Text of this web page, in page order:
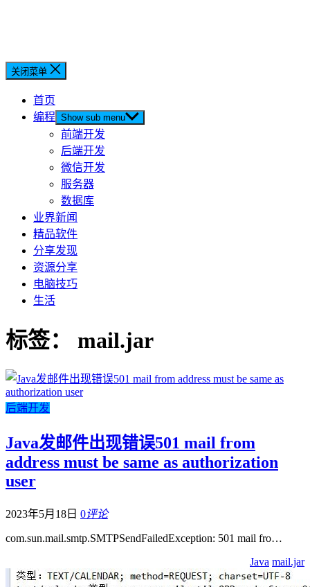
关闭菜单
首页
编程 Show sub menu
前端开发
后端开发
微信开发
服务器
数据库
业界新闻
精品软件
分享发现
资源分享
电脑技巧
生活
标签： mail.jar
后端开发
Java发邮件出现错误501 mail from
address must be same as authorization
user
2023年5月18日 0评论
com.sun.mail.smtp.SMTPSendFailedException: 501 mail fro…
Java mail.jar